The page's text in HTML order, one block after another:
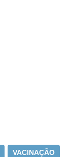
VACINAÇÃO